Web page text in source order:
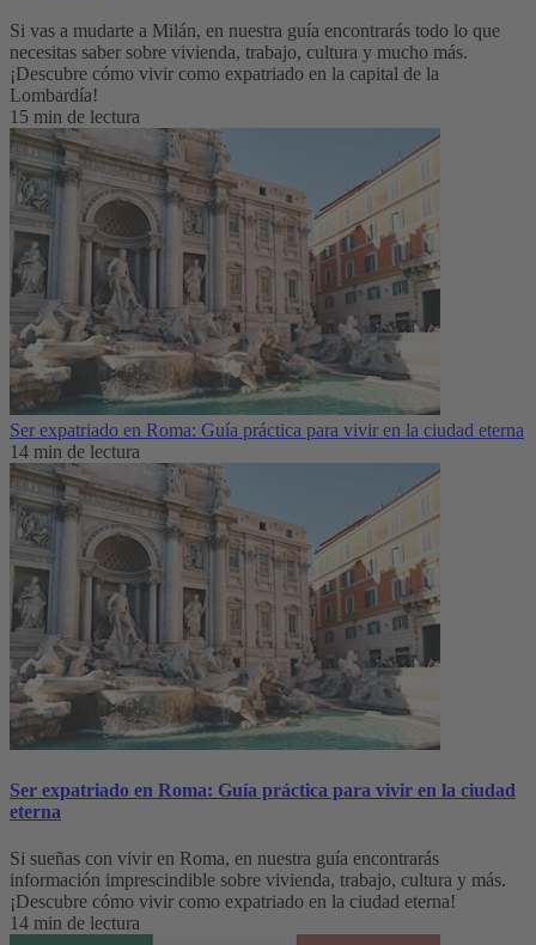
Si vas a mudarte a Milán, en nuestra guía encontrarás todo lo que
necesitas saber sobre vivienda, trabajo, cultura y mucho más.
¡Descubre cómo vivir como expatriado en la capital de la
Lombardía!
15 min de lectura
Ser expatriado en Roma: Guía práctica para vivir en la ciudad eterna
14 min de lectura
Ser expatriado en Roma: Guía práctica para vivir en la ciudad
eterna
Si sueñas con vivir en Roma, en nuestra guía encontrarás
información imprescindible sobre vivienda, trabajo, cultura y más.
¡Descubre cómo vivir como expatriado en la ciudad eterna!
14 min de lectura